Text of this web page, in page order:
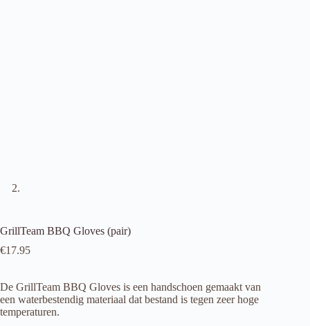
GrillTeam BBQ Gloves (pair)
€17.95
De GrillTeam BBQ Gloves is een handschoen gemaakt van
een waterbestendig materiaal dat bestand is tegen zeer hoge
temperaturen.